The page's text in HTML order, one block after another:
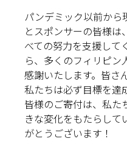
パンデミック以前から
とスポンサーの皆様
べての努力を支援して
ら、多くのフィリピン
感謝いたします。皆さ
私たちは必ず目標を達
皆様のご寄付は、私た
きな変化をもたらして
がとうございます！